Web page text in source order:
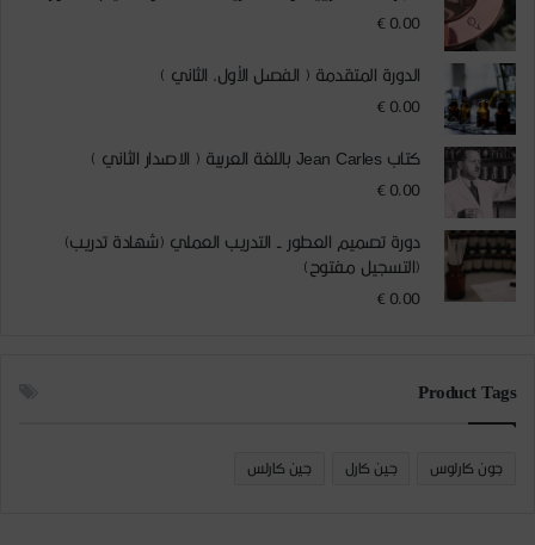
€ 0,00
الدورة المتقدمة ( الفصل الأول, الثاني )
€ 0,00
كتاب Jean Carles باللغة العربية ( الاصدار الثاني )
€ 0,00
دورة تصميم العطور - التدريب العملي (شهادة تدريب)
(التسجيل مفتوح)
€ 0,00
Product Tags
جون كارلوس جين كارل جين كارلس